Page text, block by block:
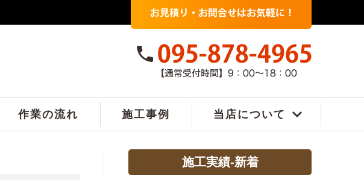
作業の流れ 施工事例 当店について
施工実績-新着